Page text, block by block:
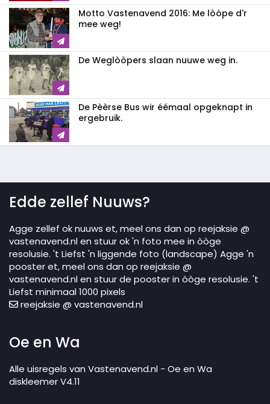
Motto Vastenavend 2016: Me lòòpe d'r
mee weg!
De Weglòòpers slaan nuuwe weg in.
De Pèèrse Bus wir éémaal opgeknapt in
ergebruik.
Edde zellef Nuuws?
Agge zellef ok nuuws et, meel ons dan op reejaksie @
vastenavend.nl en stuur ok 'n foto mee in òòge
resolusie. 't Liefst 'n liggende foto (landscape) Agge 'n
pooster et, meel ons dan op reejaksie @
vastenavend.nl en stuur de pooster in òòge resolusie. 't
Liefst minimaal 1000 pixels
reejaksie @ vastenavend.nl
Oe en Wa
Alle uisregels van Vastenavend.nl - Oe en Wa
diskleemer V4.11